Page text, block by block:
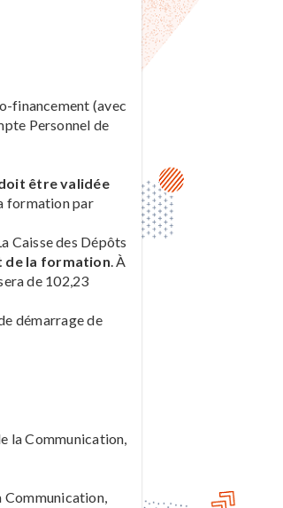
financement (avec
Personnel de
être validée
formation par
Caisse des Dépôts
de la formation . À
de 102,23
démarrage de
la Communication,
Communication,